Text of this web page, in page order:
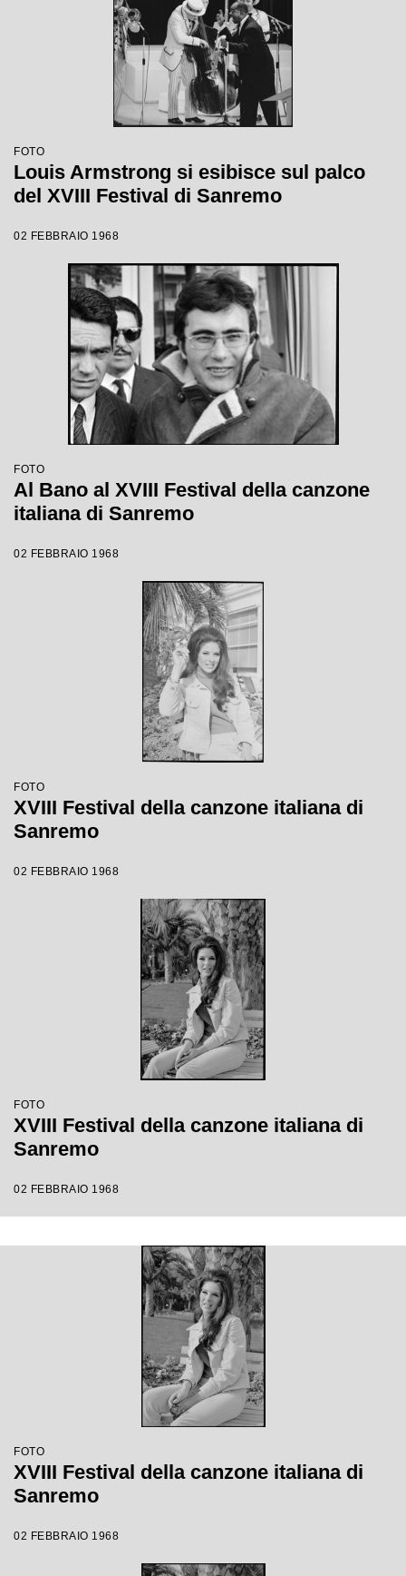
FOTO
Louis Armstrong si esibisce sul palco
del XVIII Festival di Sanremo
02 FEBBRAIO 1968
FOTO
Al Bano al XVIII Festival della canzone
italiana di Sanremo
02 FEBBRAIO 1968
FOTO
XVIII Festival della canzone italiana di
Sanremo
02 FEBBRAIO 1968
FOTO
XVIII Festival della canzone italiana di
Sanremo
02 FEBBRAIO 1968
FOTO
XVIII Festival della canzone italiana di
Sanremo
02 FEBBRAIO 1968